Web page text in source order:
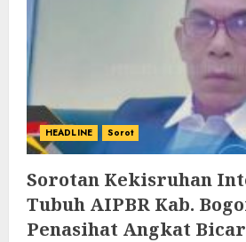
HEADLINE Sorot
Sorotan Kekisruhan
Tubuh AIPBR Kab.
Penasihat Angkat